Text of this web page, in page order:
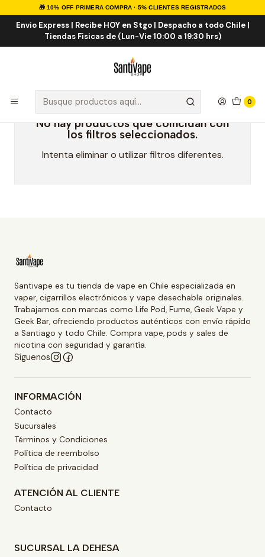
🎁 10% OFF PRIMERA COMPRA · 5% CLIENTES REGISTRADOS
Envio Express | Recibe HOY en Stgo | Despacho a todo Chile |
Tiendas Fisicas de (Lun-Vie 10:00 a 19:30 hrs)
0
Inicio Marcas Eliquid Pod 100 Series 100ml
Pod 100 Series 100ml
No hay productos que coincidan con
los filtros seleccionados.
Intenta eliminar o utilizar filtros diferentes.
Santivape es tu tienda de vape en Chile especializada en
vaper, cigarrillos electrónicos y vape desechable originales.
Trabajamos con marcas como Life Pod, Fume, Geek Vape y
Geek Bar, ofreciendo productos auténticos con envío rápido
a Santiago y todo Chile. Compra vape, pods y sales de
nicotina con seguridad y garantía.
Síguenos
INFORMACIÓN
Contacto
Sucursales
Términos y Condiciones
Política de reembolso
Política de privacidad
ATENCIÓN AL CLIENTE
Contacto
SUCURSAL LA DEHESA